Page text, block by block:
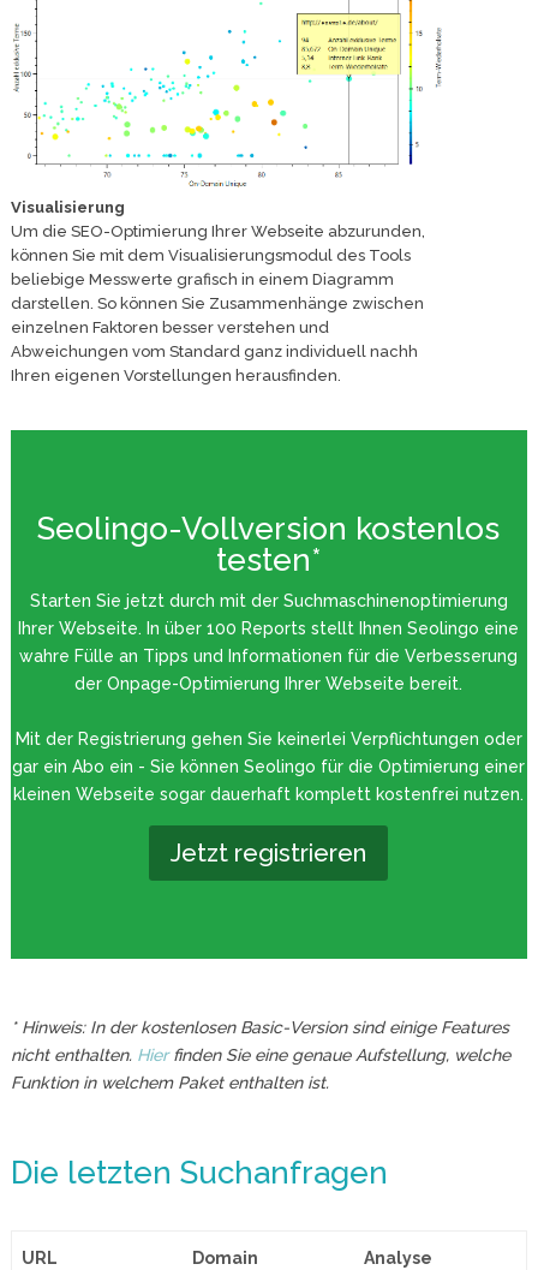
Visualisierung
Um die SEO-Optimierung Ihrer Webseite abzurunden,
können Sie mit dem Visualisierungsmodul des Tools
beliebige Messwerte grafisch in einem Diagramm
darstellen. So können Sie Zusammenhänge zwischen
einzelnen Faktoren besser verstehen und
Abweichungen vom Standard ganz individuell nachh
Ihren eigenen Vorstellungen herausfinden.
Seolingo-Vollversion kostenlos
testen*
Starten Sie jetzt durch mit der Suchmaschinenoptimierung
Ihrer Webseite. In über 100 Reports stellt Ihnen Seolingo eine
wahre Fülle an Tipps und Informationen für die Verbesserung
der Onpage-Optimierung Ihrer Webseite bereit.
Mit der Registrierung gehen Sie keinerlei Verpflichtungen oder
gar ein Abo ein - Sie können Seolingo für die Optimierung einer
kleinen Webseite sogar dauerhaft komplett kostenfrei nutzen.
Jetzt registrieren
* Hinweis: In der kostenlosen Basic-Version sind einige Features
nicht enthalten. Hierfinden Sie eine genaue Aufstellung, welche
Funktion in welchem Paket enthalten ist.
Die letzten Suchanfragen
URL Domain Analyse